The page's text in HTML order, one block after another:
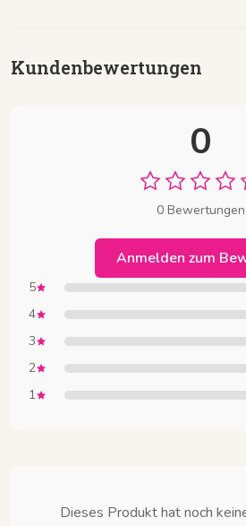
Kundenbewertungen
0
0 Bewertungen
Anmelden zum
5
4
3
2
1
Dieses Produkt hat noch